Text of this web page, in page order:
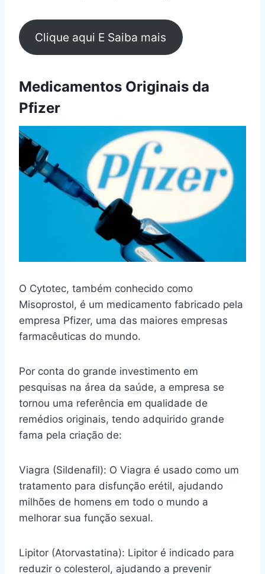
Clique aqui E Saiba mais
Medicamentos Originais da
Pfizer
O Cytotec, também conhecido como
Misoprostol, é um medicamento fabricado pela
empresa Pfizer, uma das maiores empresas
farmacêuticas do mundo.
Por conta do grande investimento em
pesquisas na área da saúde, a empresa se
tornou uma referência em qualidade de
remédios originais, tendo adquirido grande
fama pela criação de:
Viagra (Sildenafil): O Viagra é usado como um
tratamento para disfunção erétil, ajudando
milhões de homens em todo o mundo a
melhorar sua função sexual.
Lipitor (Atorvastatina): Lipitor é indicado para
reduzir o colesterol, ajudando a prevenir